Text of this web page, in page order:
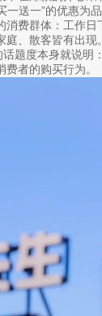
一送一”的优惠为
消费群体：工作
、散客皆有出现
题度本身就说明
者的购买行为。